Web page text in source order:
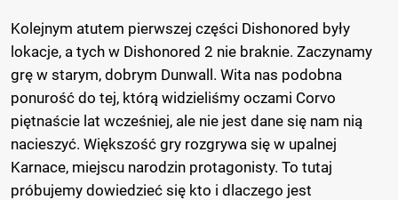
Kolejnym atutem pierwszej części Dishonored były
lokacje, a tych w Dishonored 2 nie braknie. Zaczynamy
grę w starym, dobrym Dunwall. Wita nas podobna
ponurość do tej, którą widzieliśmy oczami Corvo
piętnaście lat wcześniej, ale nie jest dane się nam nią
nacieszyć. Większość gry rozgrywa się w upalnej
Karnace, miejscu narodzin protagonisty. To tutaj
próbujemy dowiedzieć się kto i dlaczego jest